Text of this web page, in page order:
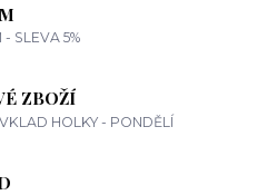
SLEVA 5%
ZBOŽÍ
HOLKY - PONDĚLÍ